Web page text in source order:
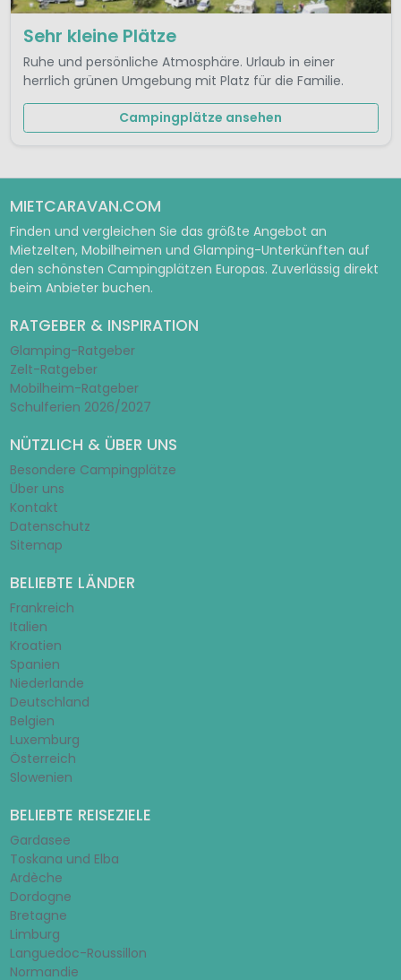
Sehr kleine Plätze
Ruhe und persönliche Atmosphäre. Urlaub in einer
herrlich grünen Umgebung mit Platz für die Familie.
Campingplätze ansehen
MIETCARAVAN.COM
Finden und vergleichen Sie das größte Angebot an
Mietzelten, Mobilheimen und Glamping-Unterkünften auf
den schönsten Campingplätzen Europas. Zuverlässig direkt
beim Anbieter buchen.
RATGEBER & INSPIRATION
Glamping-Ratgeber
Zelt-Ratgeber
Mobilheim-Ratgeber
Schulferien 2026/2027
NÜTZLICH & ÜBER UNS
Besondere Campingplätze
Über uns
Kontakt
Datenschutz
Sitemap
BELIEBTE LÄNDER
Frankreich
Italien
Kroatien
Spanien
Niederlande
Deutschland
Belgien
Luxemburg
Österreich
Slowenien
BELIEBTE REISEZIELE
Gardasee
Toskana und Elba
Ardèche
Dordogne
Bretagne
Limburg
Languedoc-Roussillon
Normandie